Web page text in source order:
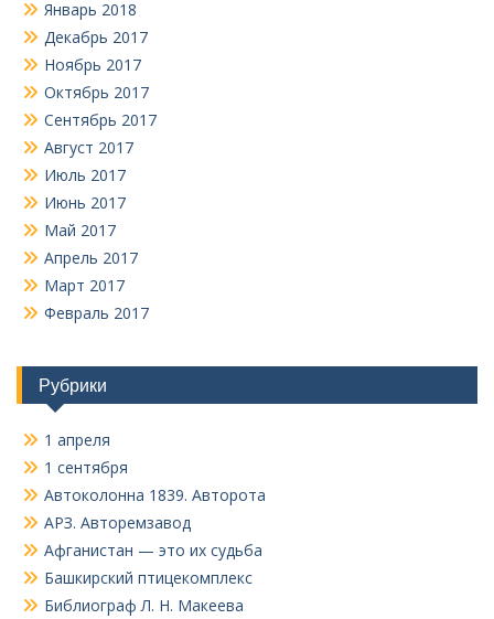
Январь 2018
Декабрь 2017
Ноябрь 2017
Октябрь 2017
Сентябрь 2017
Август 2017
Июль 2017
Июнь 2017
Май 2017
Апрель 2017
Март 2017
Февраль 2017
Рубрики
1 апреля
1 сентября
Автоколонна 1839. Авторота
АРЗ. Авторемзавод
Афганистан — это их судьба
Башкирский птицекомплекс
Библиограф Л. Н. Макеева